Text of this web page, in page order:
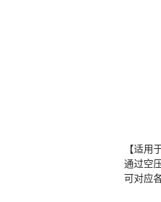
【适用
通过空
可对应